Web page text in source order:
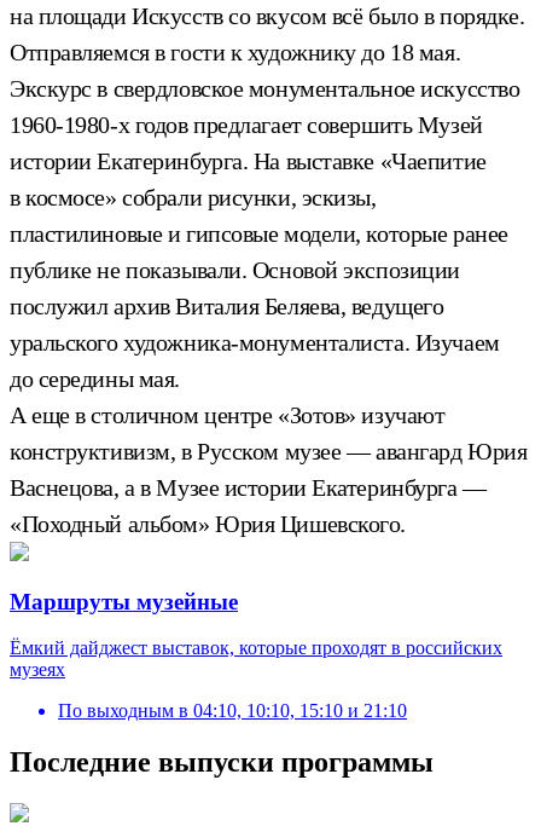
на площади Искусств со вкусом всё было в порядке.
Отправляемся в гости к художнику до 18 мая.
Экскурс в свердловское монументальное искусство
1960-1980-х годов предлагает совершить Музей
истории Екатеринбурга. На выставке «Чаепитие
в космосе» собрали рисунки, эскизы,
пластилиновые и гипсовые модели, которые ранее
публике не показывали. Основой экспозиции
послужил архив Виталия Беляева, ведущего
уральского художника-монументалиста. Изучаем
до середины мая.
А еще в столичном центре «Зотов» изучают
конструктивизм, в Русском музее — авангард Юрия
Васнецова, а в Музее истории Екатеринбурга —
«Походный альбом» Юрия Цишевского.
Маршруты музейные
Ёмкий дайджест выставок, которые проходят в российских
музеях
По выходным в 04:10, 10:10, 15:10 и 21:10
Последние выпуски программы